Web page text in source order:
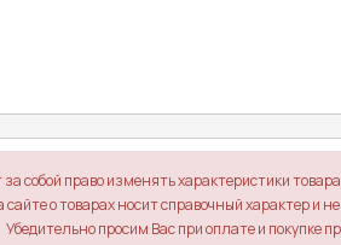
собой право изменять характеристики
о товарах носит справочный характер и
Убедительно просим Вас при оплате и покупке